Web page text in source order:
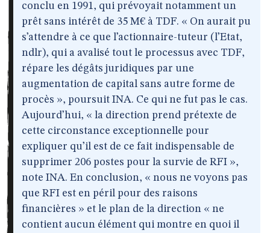
conclu en 1991, qui prévoyait notamment un
prêt sans intérêt de 35 M€ à TDF. « On aurait pu
s’attendre à ce que l’actionnaire-tuteur (l’Etat,
ndlr), qui a avalisé tout le processus avec TDF,
répare les dégâts juridiques par une
augmentation de capital sans autre forme de
procès », poursuit INA. Ce qui ne fut pas le cas.
Aujourd’hui, « la direction prend prétexte de
cette circonstance exceptionnelle pour
expliquer qu’il est de ce fait indispensable de
supprimer 206 postes pour la survie de RFI »,
note INA. En conclusion, « nous ne voyons pas
que RFI est en péril pour des raisons
financières » et le plan de la direction « ne
contient aucun élément qui montre en quoi il